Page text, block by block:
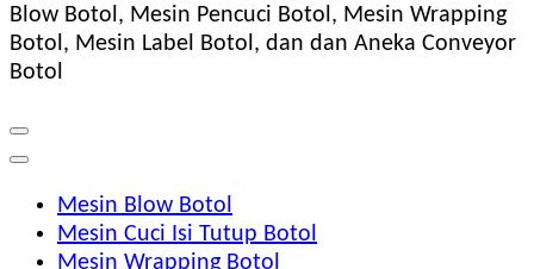
Blow Botol, Mesin Pencuci Botol, Mesin Wrapping
Botol, Mesin Label Botol, dan dan Aneka Conveyor
Botol
Mesin Blow Botol
Mesin Cuci Isi Tutup Botol
Mesin Wrapping Botol